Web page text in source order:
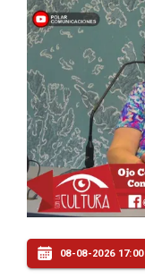
08-08-2026 17:00